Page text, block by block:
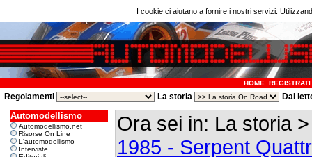
I cookie ci aiutano a fornire i nostri servizi.
HOME REGISTRATI
Regolamenti La storia Dai
Automodellismo
Automodellismo.net
Risorse On Line
L'automodellismo
Interviste
Ora sei in: La storia
1985 - Serpent